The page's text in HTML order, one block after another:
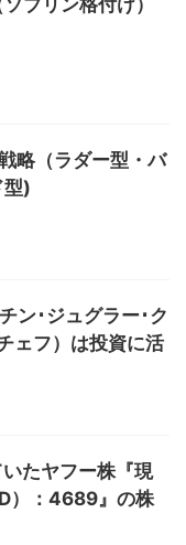
略（ラダー型・バ
型)
ン･ジュグラー･ク
ェフ）は投資に活
たヤフー株『現
）：4689』の株